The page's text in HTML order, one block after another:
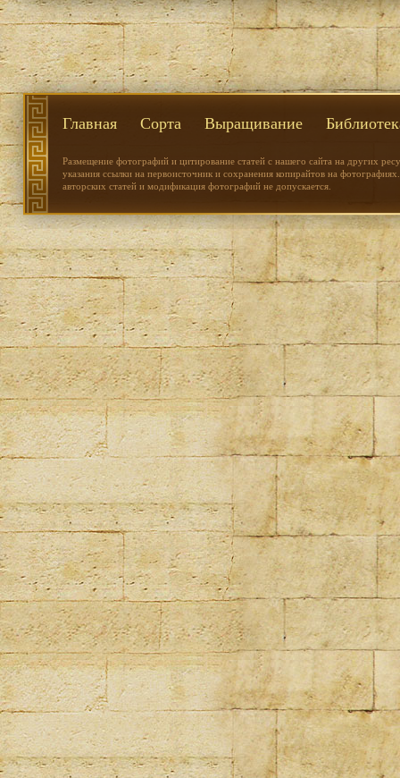
Главная Сорта Выращивание
Размещение фотографий и цитирование статей с нашего сайта на других
указания ссылки на первоисточник и сохранения копирайтов на
авторских статей и модификация фотографий не допускается.